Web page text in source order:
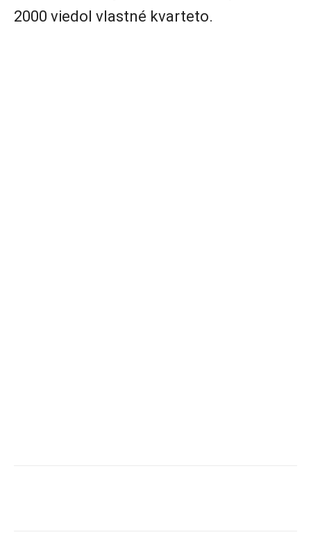
2000 viedol vlastné kvarteto.